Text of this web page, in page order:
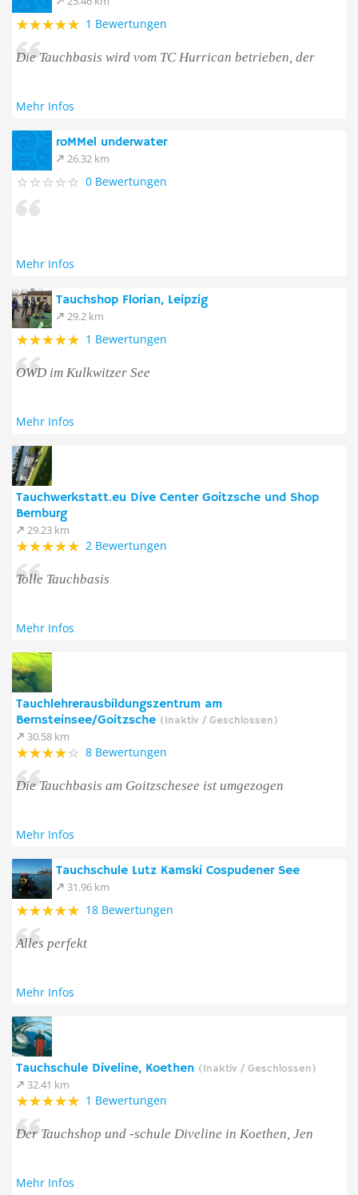
1 Bewertungen
Die Tauchbasis wird vom TC Hurrican betrieben, der
Mehr Infos
roMMel underwater
26.32 km
0 Bewertungen
Mehr Infos
Tauchshop Florian, Leipzig
29.2 km
1 Bewertungen
OWD im Kulkwitzer See
Mehr Infos
Tauchwerkstatt.eu Dive Center Goitzsche und Shop
Bernburg
29.23 km
2 Bewertungen
Tolle Tauchbasis
Mehr Infos
Tauchlehrerausbildungszentrum am
Bernsteinsee/Goitzsche (Inaktiv / Geschlossen)
30.58 km
8 Bewertungen
Die Tauchbasis am Goitzschesee ist umgezogen
Mehr Infos
Tauchschule Lutz Kamski Cospudener See
31.96 km
18 Bewertungen
Alles perfekt
Mehr Infos
Tauchschule Diveline, Koethen (Inaktiv / Geschlossen)
32.41 km
1 Bewertungen
Der Tauchshop und -schule Diveline in Koethen, Jen
Mehr Infos